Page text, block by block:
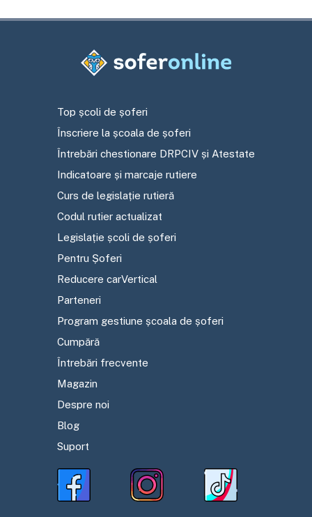
Top școli de șoferi
Înscriere la școala de șoferi
Întrebări chestionare DRPCIV și Atestate
Indicatoare și marcaje rutiere
Curs de legislație rutieră
Codul rutier actualizat
Legislație școli de șoferi
Pentru Șoferi
Reducere carVertical
Parteneri
Program gestiune școala de șoferi
Cumpără
Întrebări frecvente
Magazin
Despre noi
Blog
Suport